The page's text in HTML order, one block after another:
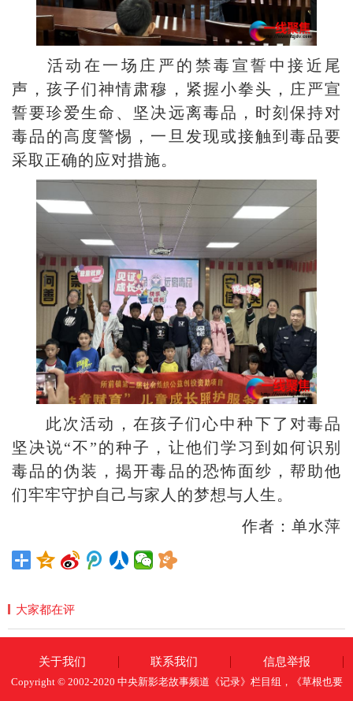
活动在一场庄严的禁毒宣誓中接近尾
声，孩子们神情肃穆，紧握小拳头，庄严宣
誓要珍爱生命、坚决远离毒品，时刻保持对
毒品的高度警惕，一旦发现或接触到毒品要
采取正确的应对措施。
此次活动，在孩子们心中种下了对毒品
坚决说“不”的种子，让他们学习到如何识别
毒品的伪装，揭开毒品的恐怖面纱，帮助他
们牢牢守护自己与家人的梦想与人生。
作者：单水萍
大家都在评
关于我们 联系我们 信息举报
Copyright © 2002-2020 中央新影老故事频道《记录》栏目组，《草根也要